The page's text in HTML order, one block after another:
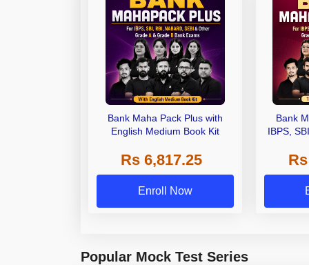
Bank Maha Pack Plus with
English Medium Book Kit
Rs 6,817.25
Enroll Now
Bank
IBPS,
Other
Popular Mock Test Series